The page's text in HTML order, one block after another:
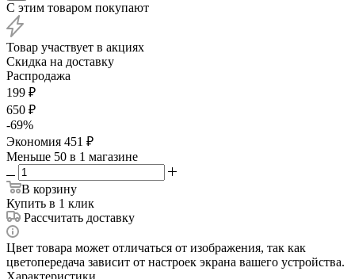
С этим товаром покупают
Товар участвует в акциях
Скидка на доставку
Распродажа
199 ₽
650 ₽
-69%
Экономия 451 ₽
Меньше 50 в 1 магазине
В корзину
Купить в 1 клик
Рассчитать доставку
Цвет товара может отличаться от изображения, так как
цветопередача зависит от настроек экрана вашего устройства.